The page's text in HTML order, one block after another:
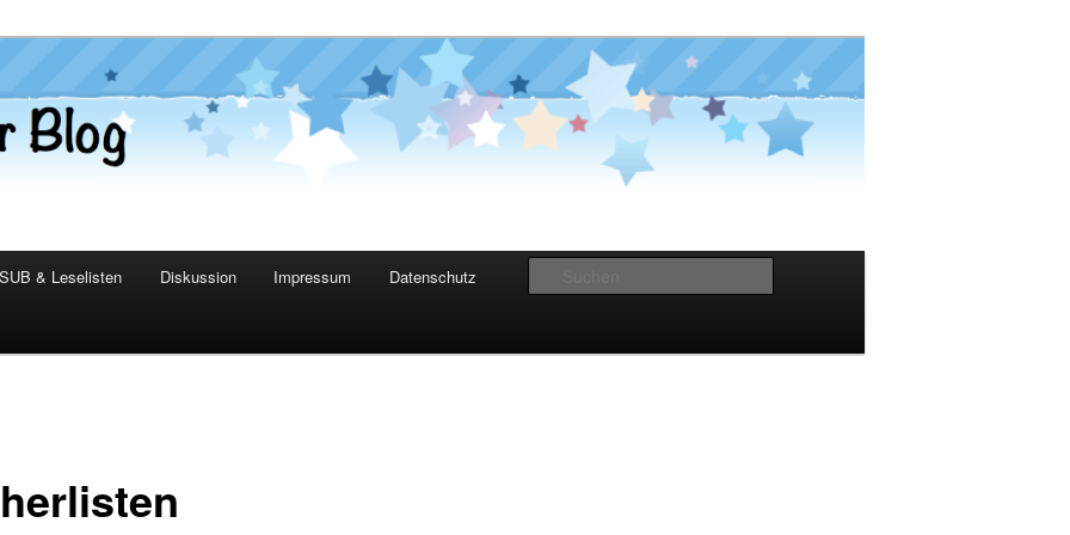
Blog
SUB & Leselisten Diskussion Impressum Datenschutz